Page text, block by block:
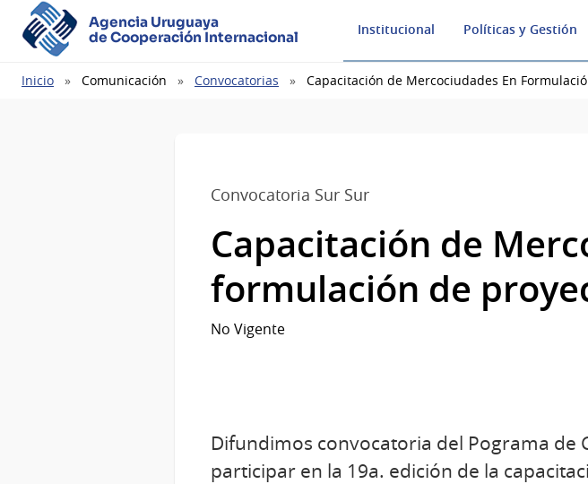
Agencia Uruguaya
de Cooperación Internacional
Institucional Políticas y Gestión
Ruta
Inicio Comunicación Convocatorias Capacitación de Mercociudades En
Convocatoria Sur Sur
Capacitación de
formulación de
No Vigente
Difundimos convocatoria del Pograma de
participar en la 19a. edición de la